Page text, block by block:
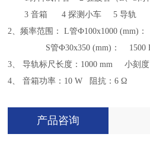
3 音箱 4 探测小车 5 导轨
2、频率范围： L管Ф100x1000 (mm)
S管Ф30x350 (mm)： 1500 Hz
3、 导轨标尺长度：1000 mm 小刻度
4、 音箱功率：10 W 阻抗：6 Ω
产品咨询